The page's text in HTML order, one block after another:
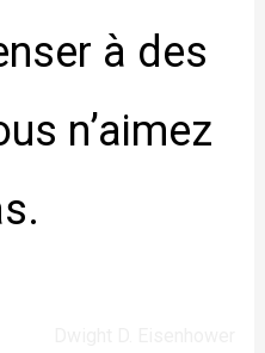
à des
n’aimez